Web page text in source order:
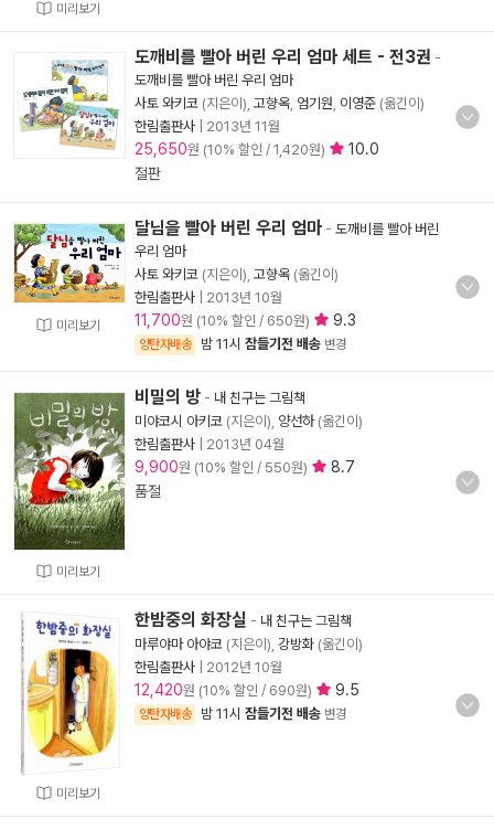
미리보기
도깨비를 빨아 버린 우리 엄마 세트 - 전3권 -
도깨비를 빨아 버린 우리 엄마
사토 와키코 (지은이), 고향옥 엄기원 이영준 (옮긴이)
한림출판사
2013년 11월
25,650원 (10% 할인 / 1,420원)
10.0
절판
미리보기
달님을 빨아 버린 우리 엄마 - 도깨비를 빨아 버린
우리 엄마
사토 와키코 (지은이), 고향옥 (옮긴이)
한림출판사
2013년 10월
11,700원 (10% 할인 / 650원) 9.3
양탄자배송 밤 11시 잠들기전 배송 변경
미리보기
비밀의 방 - 내 친구는 그림책
미야코시 아키코 (지은이), 양선하(옮긴이)
한림출판사
2013년 04월
9,900원 (10% 할인 / 550원)
8.7
품절
미리보기
한밤중의 화장실 - 내 친구는 그림책
마루야마 아야코 (지은이), 강방화 (옮긴이)
한림출판사
2012년 10월
12,420원 (10% 할인 / 690원) 9.5
양탄자배송 밤 11시 잠들기전 배송 변경